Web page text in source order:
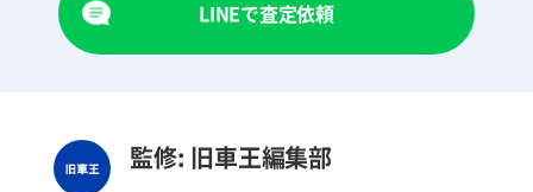
LINEで査定依頼
監修: 旧車王編集部